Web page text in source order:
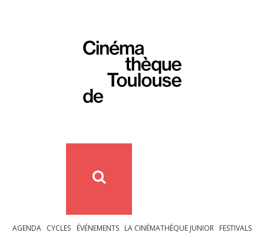
AGENDA CYCLES ÉVÉNEMENTS LA CINÉMATHÈQUE JUNIOR FESTIVALS